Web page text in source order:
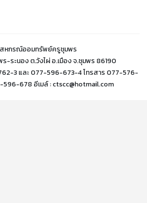
สหกรณ์ออมทรัพย์ครูชุมพร
ร-ระนอง ต.วังไผ่ อ.เมือง จ.ชุมพร 86190
3 และ 077-596-673-4 โทรสาร 077-576-
596-678 อีเมล์ : ctscc@hotmail.com